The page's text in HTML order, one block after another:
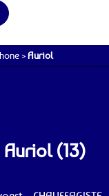
>Auriol
(13)